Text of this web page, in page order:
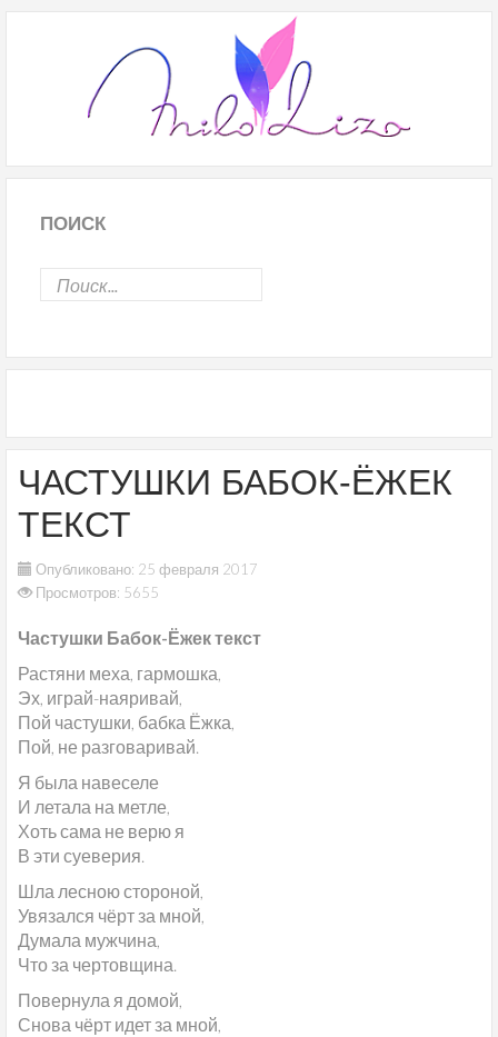
ПОИСК
ЧАСТУШКИ БАБОК-ЁЖЕК
ТЕКСТ
Опубликовано: 25 февраля 2017
Просмотров: 5655
Частушки Бабок-Ёжек текст
Растяни меха, гармошка,
Эх, играй-наяривай,
Пой частушки, бабка Ёжка,
Пой, не разговаривай.
Я была навеселе
И летала на метле,
Хоть сама не верю я
В эти суеверия.
Шла лесною стороной,
Увязался чёрт за мной,
Думала мужчина,
Что за чертовщина.
Повернула я домой,
Снова чёрт идет за мной,